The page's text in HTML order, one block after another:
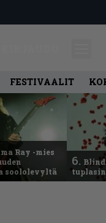
FESTIVAALIT
Ray -mies
soololevyltä
6.